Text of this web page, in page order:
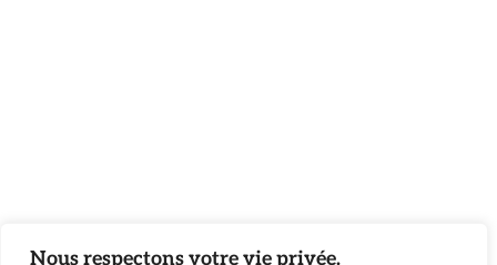
Nous respectons votre vie privée.